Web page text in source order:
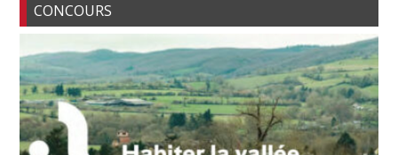
CONCOURS